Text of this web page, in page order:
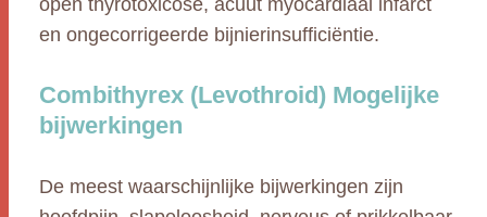
open thyrotoxicose, acuut myocardiaal infarct
en ongecorrigeerde bijnierinsufficiëntie.
Combithyrex (Levothroid) Mogelijke
bijwerkingen
De meest waarschijnlijke bijwerkingen zijn